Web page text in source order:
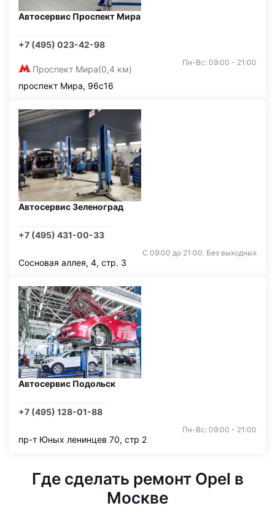
Автосервис Проспект Мира
+7 (495) 023-42-98
Проспект Мира(0,4 км)
Пн-Вс: 09:00 - 21:00
проспект Мира, 96с16
Автосервис Зеленоград
+7 (495) 431-00-33
С 09:00 до 21:00. Без выходных
Сосновая аллея, 4, стр. 3
Автосервис Подольск
+7 (495) 128-01-88
Пн-Вс: 09:00 - 21:00
пр-т Юных ленинцев 70, стр 2
Где сделать ремонт Opel в
Москве